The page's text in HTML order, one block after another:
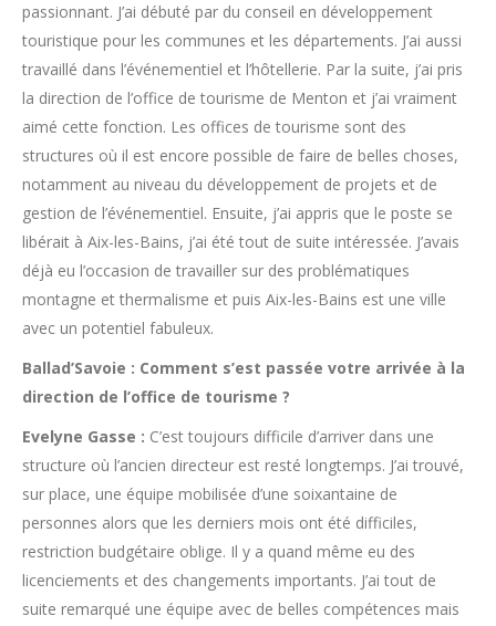
passionnant. J’ai débuté par du conseil en développement
touristique pour les communes et les départements. J’ai aussi
travaillé dans l’événementiel et l’hôtellerie. Par la suite, j’ai pris
la direction de l’office de tourisme de Menton et j’ai vraiment
aimé cette fonction. Les offices de tourisme sont des
structures où il est encore possible de faire de belles choses,
notamment au niveau du développement de projets et de
gestion de l’événementiel. Ensuite, j’ai appris que le poste se
libérait à Aix-les-Bains, j’ai été tout de suite intéressée. J’avais
déjà eu l’occasion de travailler sur des problématiques
montagne et thermalisme et puis Aix-les-Bains est une ville
avec un potentiel fabuleux.
Ballad’Savoie : Comment s’est passée votre arrivée à la
direction de l’office de tourisme ?
Evelyne Gasse : C’est toujours difficile d’arriver dans une
structure où l’ancien directeur est resté longtemps. J’ai trouvé,
sur place, une équipe mobilisée d’une soixantaine de
personnes alors que les derniers mois ont été difficiles,
restriction budgétaire oblige. Il y a quand même eu des
licenciements et des changements importants. J’ai tout de
suite remarqué une équipe avec de belles compétences mais